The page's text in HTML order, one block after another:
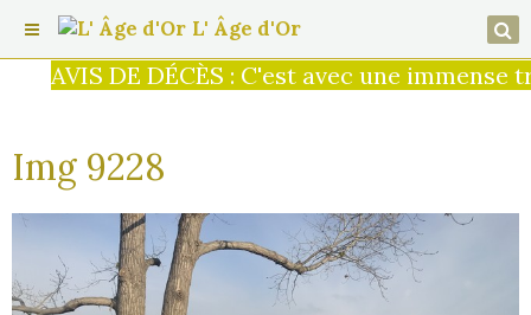
AVIS DE DÉCÈS : C'est avec une
L' Âge d'Or
Img 9228